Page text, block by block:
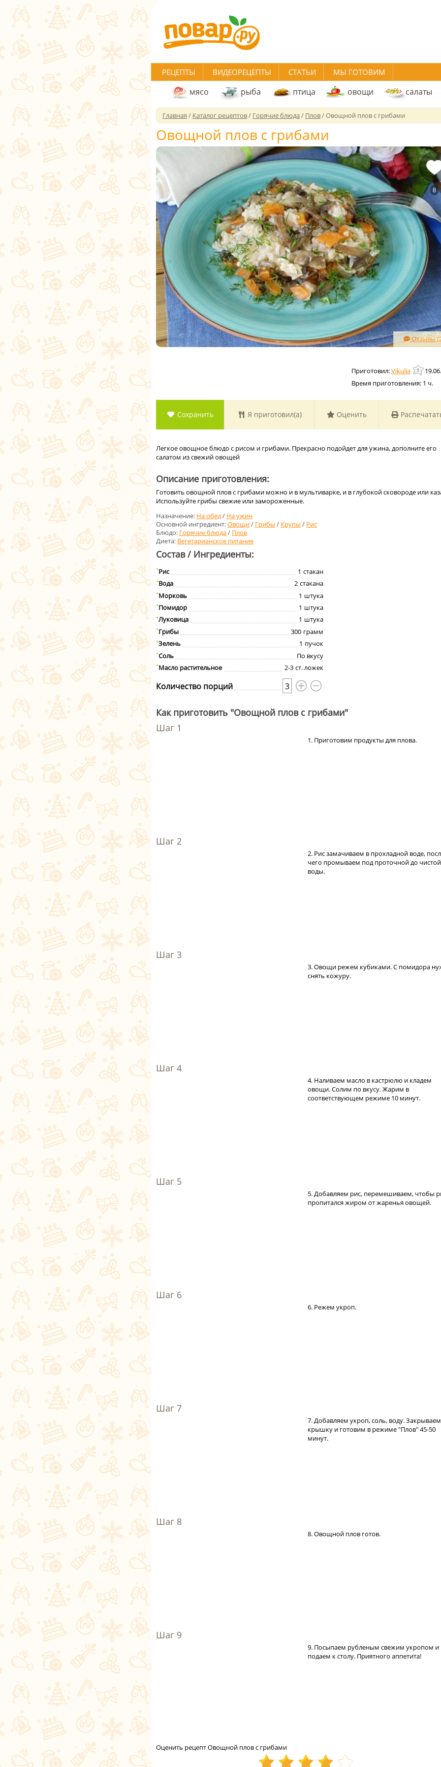
РЕЦЕПТЫ ВИДЕОРЕЦЕПТЫ СТАТЬИ МЫ ГОТОВИМ
мясо рыба птица овощи салаты
Главная / Каталог рецептов/ Горячие блюда/ Плов/Овощной плов с грибами
Овощной плов с грибами
Отзывы
8
Vikulia
Время приготовления: 1 ч.
Сохранить Я приготовил(а) Оценить
Легкое овощное блюдо с рисом и грибами. Прекрасно подойдет для ужина, дополните его
салатом из свежий овощей
Описание приготовления:
Готовить овощной плов с грибами можно и в мультиварке, и в глубокой сковороде или
Используйте грибы свежие или замороженные.
Назначение: На обед/ На ужин
Основной ингредиент:Овощи/ Грибы / Крупы / Рис
Блюдо: Горячие блюда/ Плов
Диета: Вегетарианское питание
Состав / Ингредиенты:
Рис 1 стакан
Вода
2 стакана
Морковь
1 штука
Помидор
1 штука
Луковица
1 штука
Грибы
300 грамм
Зелень
1 пучок
Соль
По вкусу
Масло растительное
2-3 ст. ложек
Количество порций 3
Как приготовить "Овощной плов с грибами"
1. Приготовим продукты для плова.
2. Рис замачиваем в прохладной воде,
чего промываем под проточной до чистой
воды.
3. Овощи режем кубиками. С помидора
снять кожуру.
4. Наливаем масло в кастрюлю и кладем
овощи. Солим по вкусу. Жарим в
соответствующем режиме 10 минут.
5. Добавляем рис, перемешиваем, чтобы
пропитался жиром от жаренья овощей.
6. Режем укроп.
7. Добавляем укроп, соль, воду. Закрываем
крышку и готовим в режиме "Плов" 45-50
минут.
8. Овощной плов готов.
9. Посыпаем рубленым свежим укропом и
подаем к столу. Приятного аппетита!
Оценить рецепт Овощной плов с грибами